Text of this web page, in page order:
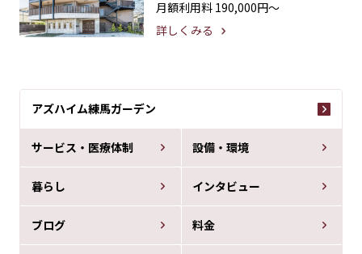
アズハイム練馬ガーデン
サービス・医療体制 設備・環境
暮らし インタビュー
ブログ 料金
月額利用料 190,000円〜
詳しくみる